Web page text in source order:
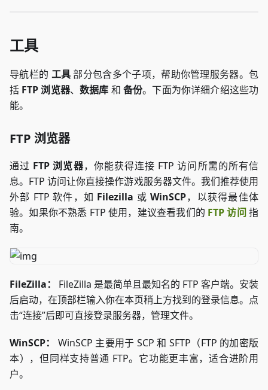
工具
导航栏的 工具部分包含多个子项，帮助你管理服务器。包
括 FTP 浏览器、数据库 和备份。下面为你详细介绍这些功
能。
FTP 浏览器
通过 FTP 浏览器，你能获得连接 FTP 访问所需的所有信
息。FTP 访问让你直接操作游戏服务器文件。我们推荐使用
外部 FTP 软件，如 Filezilla 或WinSCP，以获得最佳体
验。如果你不熟悉 FTP 使用，建议查看我们的 FTP 访问 指
南。
FileZilla：
FileZilla 是最简单且最知名的 FTP 客户端。安装
后启动，在顶部栏输入你在本页稍上方找到的登录信息。点
击“连接”后即可直接登录服务器，管理文件。
WinSCP：
WinSCP 主要用于 SCP 和 SFTP（FTP 的加密版
本），但同样支持普通 FTP。它功能更丰富，适合进阶用
户。